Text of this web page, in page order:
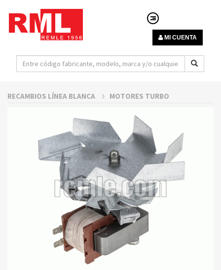
MI CUENTA
RECAMBIOS LÍNEA BLANCA MOTORES TURBO